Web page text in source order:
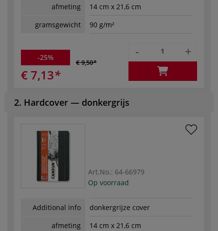
afmeting
14 cm x 21,6 cm
gramsgewicht
90 g/m²
-25%
€ 9,50
€ 7,13
- +
2. Hardcover — donkergrijs
Art.No.: 64-66979
Op voorraad
Additional info
donkergrijze cover
afmeting
14 cm x 21,6 cm